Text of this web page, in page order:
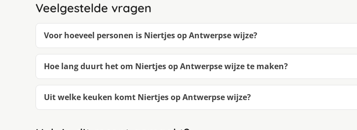
Veelgestelde vragen
Voor hoeveel personen is Niertjes op Antwerpse wijze?
Hoe lang duurt het om Niertjes op Antwerpse wijze te maken?
Uit welke keuken komt Niertjes op Antwerpse wijze?